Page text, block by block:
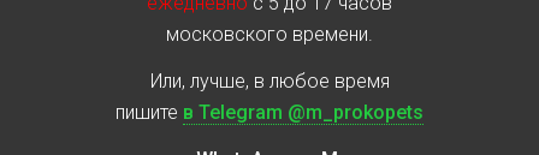
московского времени.
Или, лучше, в любое время
пишите в Telegram @m_prokopets